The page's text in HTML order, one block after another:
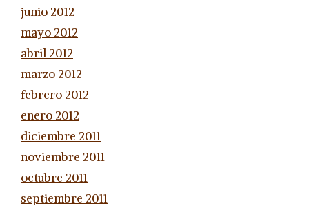
junio 2012
mayo 2012
abril 2012
marzo 2012
febrero 2012
enero 2012
diciembre 2011
noviembre 2011
octubre 2011
septiembre 2011